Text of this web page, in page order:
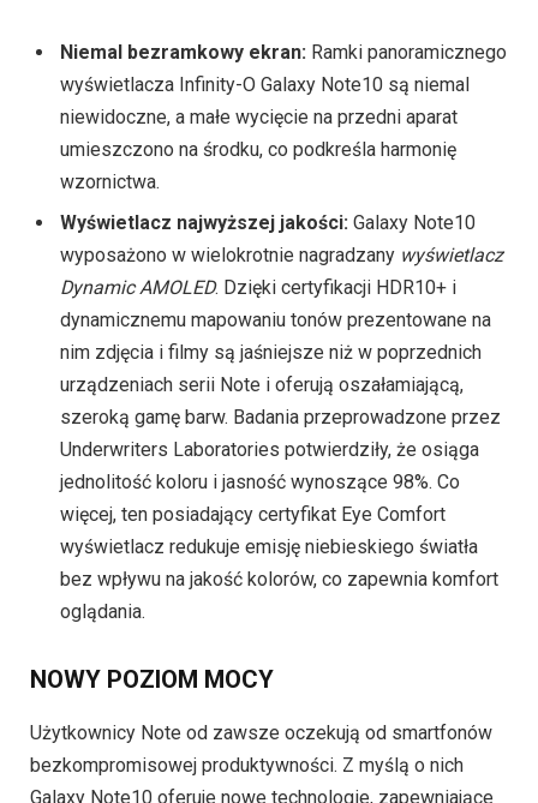
Niemal bezramkowy ekran: Ramki panoramicznego
wyświetlacza Infinity-O Galaxy Note10 są niemal
niewidoczne, a małe wycięcie na przedni aparat
umieszczono na środku, co podkreśla harmonię
wzornictwa.
Wyświetlacz najwyższej jakości: Galaxy Note10
wyposażono w wielokrotnie nagradzany wyświetlacz
Dynamic AMOLED. Dzięki certyfikacji HDR10+ i
dynamicznemu mapowaniu tonów prezentowane na
nim zdjęcia i filmy są jaśniejsze niż w poprzednich
urządzeniach serii Note i oferują oszałamiającą,
szeroką gamę barw. Badania przeprowadzone przez
Underwriters Laboratories potwierdziły, że osiąga
jednolitość koloru i jasność wynoszące 98%. Co
więcej, ten posiadający certyfikat Eye Comfort
wyświetlacz redukuje emisję niebieskiego światła
bez wpływu na jakość kolorów, co zapewnia komfort
oglądania.
NOWY POZIOM MOCY
Użytkownicy Note od zawsze oczekują od smartfonów
bezkompromisowej produktywności. Z myślą o nich
Galaxy Note10 oferuje nowe technologie, zapewniające